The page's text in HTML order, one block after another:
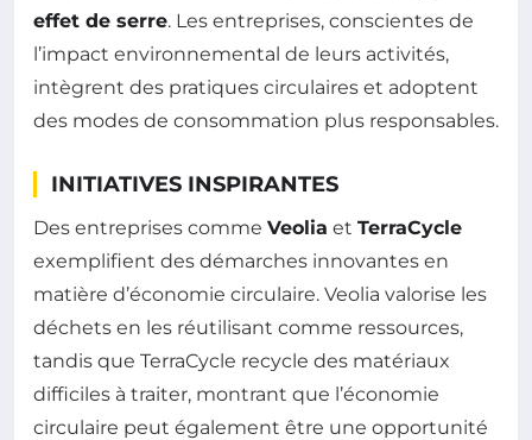
effet de serre. Les entreprises, conscientes de
l’impact environnemental de leurs activités,
intègrent des pratiques circulaires et adoptent
des modes de consommation plus responsables.
INITIATIVES INSPIRANTES
Des entreprises comme Veolia et TerraCycle
exemplifient des démarches innovantes en
matière d’économie circulaire. Veolia valorise les
déchets en les réutilisant comme ressources,
tandis que TerraCycle recycle des matériaux
difficiles à traiter, montrant que l’économie
circulaire peut également être une opportunité